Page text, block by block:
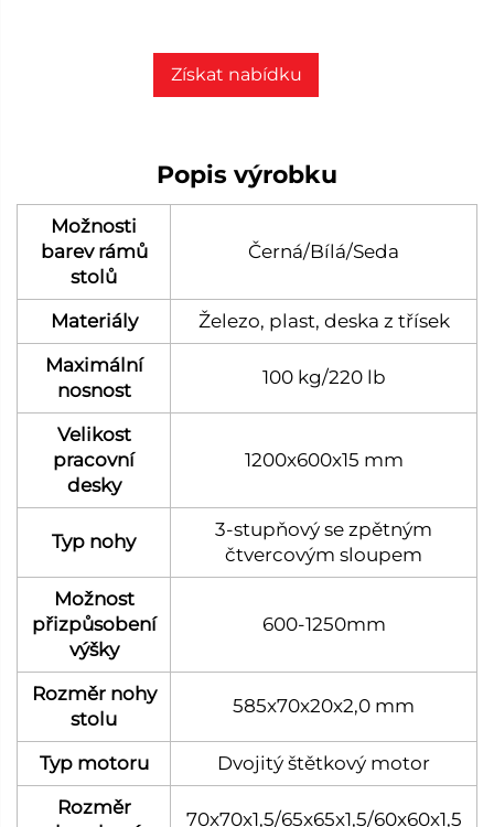
Získat nabídku
Popis výrobku
Možnosti
barev rámů
stolů
Černá/Bílá/Seda
Materiály
Železo, plast, deska z třísek
Maximální
nosnost
100 kg/220 lb
Velikost
pracovní
desky
1200x600x15 mm
Typ nohy
3‑stupňový se zpětným
čtvercovým sloupem
Možnost
přizpůsobení
výšky
600-1250mm
Rozměr nohy
stolu
585x70x20x2,0 mm
Typ motoru
Dvojitý štětkový motor
Rozměr
70x70x1,5/65x65x1,5/60x60x1,5